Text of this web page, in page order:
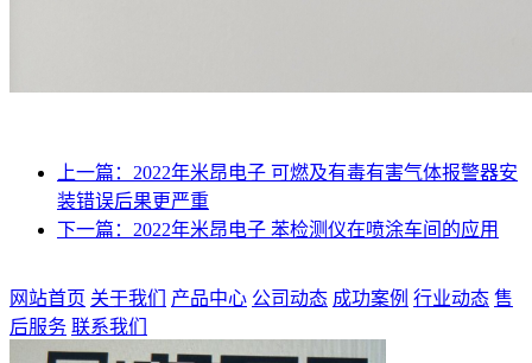
上一篇：2022年米昂电子 可燃及有毒有害气体报警器安
装错误后果更严重
下一篇：2022年米昂电子 苯检测仪在喷涂车间的应用
网站首页 关于我们 产品中心 公司动态 成功案例 行业动态 售
后服务 联系我们